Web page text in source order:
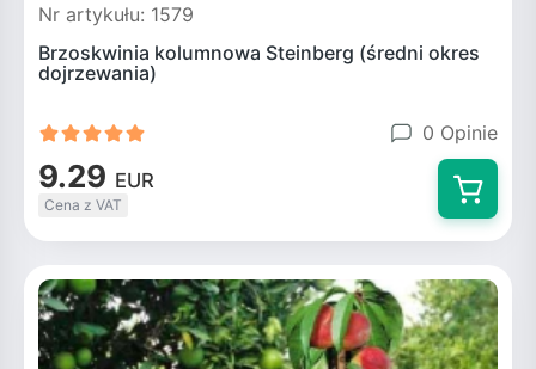
Nr artykułu: 1579
Brzoskwinia kolumnowa Steinberg (średni okres
dojrzewania)
0 Opinie
9.29 EUR
Cena z VAT